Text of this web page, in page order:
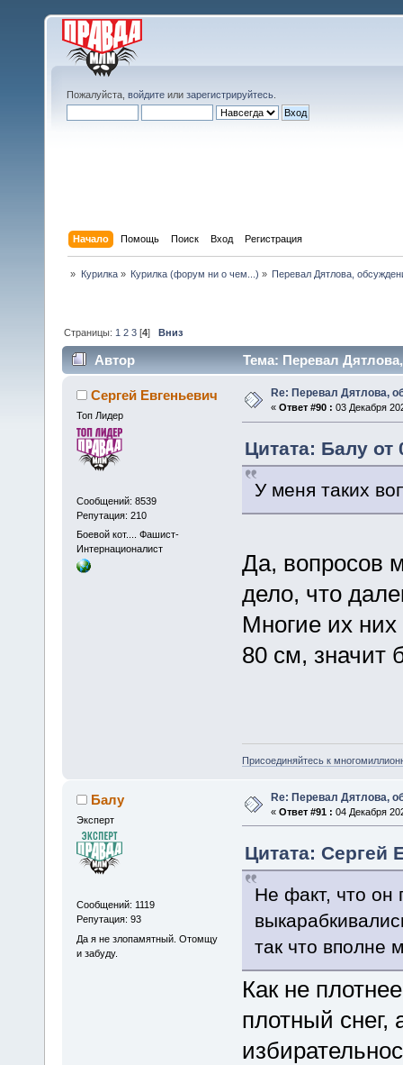
Пожалуйста, войдите или зарегистрируйтесь
Начало Помощь Поиск Вход Регистрация
» Курилка» Курилка (форум ни о чем...) » Перевал Дятлова,
Страницы: 1 2 3 [4]Вниз
Автор Тема: Перевал
Сергей Евгеньевич
Топ Лидер
Сообщений: 8539
Репутация: 210
Боевой кот.... Фашист-
Интернационалист
Re: Перевал Дятлова,
« Ответ #90 : 03 Декабря
Цитата: Балу от
У меня таких
Да, вопросов
дело, что
Многие их них
80 см, значит
Присоединяйтесь к
Балу
Эксперт
Сообщений: 1119
Репутация: 93
Да я не злопамятный. Отомщу
и забуду.
Re: Перевал Дятлова,
« Ответ #91 : 04 Декабря
Цитата: Сергей
Не факт, что он
так что вполне
Как не
плотный снег,